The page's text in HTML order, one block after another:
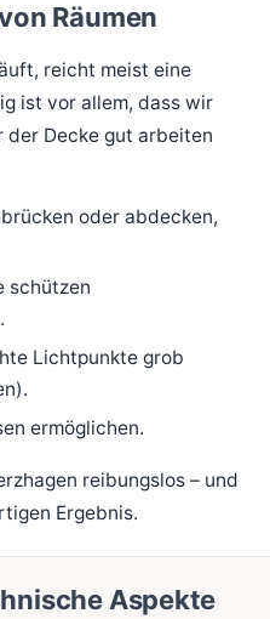
Räumen
reicht meist eine
ist vor allem, dass wir
der Decke gut arbeiten
oder abdecken,
schützen
Lichtpunkte grob
ermöglichen.
reibungslos – und
Ergebnis.
Aspekte